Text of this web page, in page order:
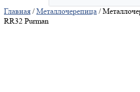
Главная /Металлочерепица /
RR32 Purman